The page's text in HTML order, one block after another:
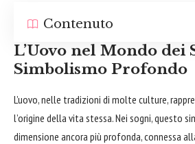
Contenuto
L’Uovo nel Mondo dei
Simbolismo Profondo
L’uovo, nelle tradizioni di molte culture,
l’origine della vita stessa. Nei sogni, questo
dimensione ancora più profonda, connessa